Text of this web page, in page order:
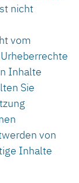
nicht
vom
Inhalte
Sie
von
Inhalte